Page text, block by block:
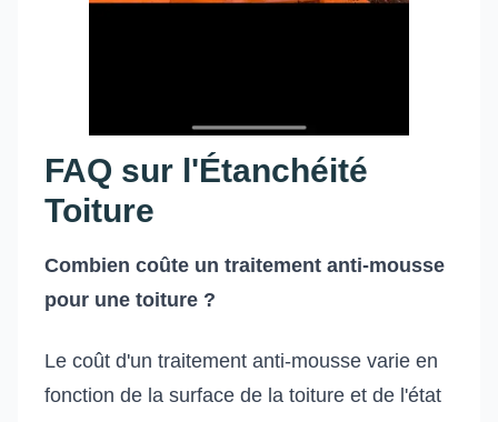
FAQ sur l'Étanchéité
Toiture
Combien coûte un traitement anti-mousse
pour une toiture ?
Le coût d'un traitement anti-mousse varie en
fonction de la surface de la toiture et de l'état